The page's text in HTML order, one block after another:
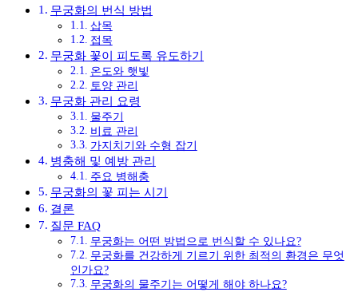
무궁화의 번식 방법
삽목
접목
무궁화 꽃이 피도록 유도하기
온도와 햇빛
토양 관리
무궁화 관리 요령
물주기
비료 관리
가지치기와 수형 잡기
병충해 및 예방 관리
주요 병해충
무궁화의 꽃 피는 시기
결론
질문 FAQ
무궁화는 어떤 방법으로 번식할 수 있나요?
무궁화를 건강하게 기르기 위한 최적의 환경은 무엇
인가요?
무궁화의 물주기는 어떻게 해야 하나요?